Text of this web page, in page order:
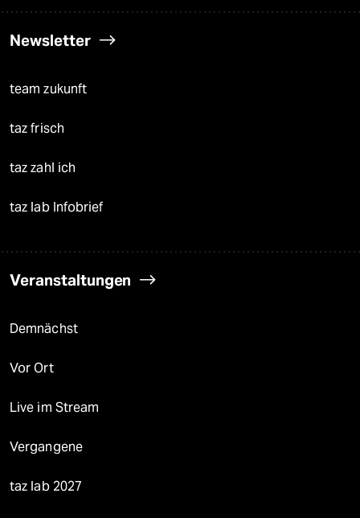
Newsletter
team zukunft
taz frisch
taz zahl ich
taz lab Infobrief
Veranstaltungen
Demnächst
Vor Ort
Live im Stream
Vergangene
taz lab 2027